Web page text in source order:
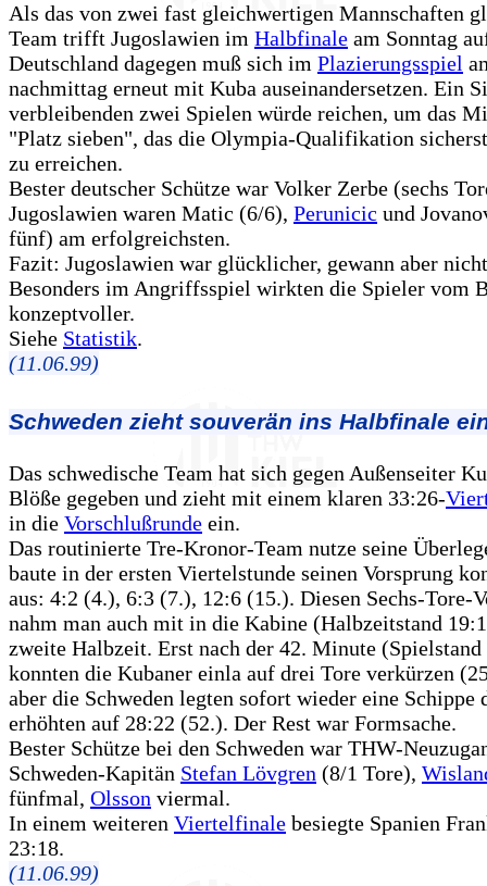
Als das von zwei fast gleichwertigen Mannschaften
Team trifft Jugoslawien im Halbfinale am Sonntag
Deutschland dagegen muß sich im Plazierungsspiel
nachmittag erneut mit Kuba auseinandersetzen. Ein
verbleibenden zwei Spielen würde reichen, um das
"Platz sieben", das die Olympia-Qualifikation
zu erreichen.
Bester deutscher Schütze war Volker Zerbe (sechs
Jugoslawien waren Matic (6/6), Perunicic und
fünf) am erfolgreichsten.
Fazit: Jugoslawien war glücklicher, gewann aber
Besonders im Angriffsspiel wirkten die Spieler vom
konzeptvoller.
Siehe Statistik.
(11.06.99)
Schweden zieht souverän ins Halbfinale
Das schwedische Team hat sich gegen Außenseiter
Blöße gegeben und zieht mit einem klaren 33:26-
in die Vorschlußrunde ein.
Das routinierte Tre-Kronor-Team nutze seine
baute in der ersten Viertelstunde seinen Vorsprung
aus: 4:2 (4.), 6:3 (7.), 12:6 (15.). Diesen Sechs-Tore-
nahm man auch mit in die Kabine (Halbzeitstand
zweite Halbzeit. Erst nach der 42. Minute
konnten die Kubaner einla auf drei Tore verkürzen
aber die Schweden legten sofort wieder eine Schippe
erhöhten auf 28:22 (52.). Der Rest war Formsache.
Bester Schütze bei den Schweden war THW-
Schweden-Kapitän Stefan Lövgren (8/1 Tore),
fünfmal, Olsson viermal.
In einem weiteren Viertelfinale besiegte Spanien
23:18.
(11.06.99)